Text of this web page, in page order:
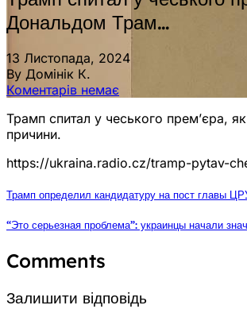
Дональдом Трам…
13 Листопада, 2024
By Домінік К.
Коментарів немає
Трамп спитал у чеського прем’єра,
причини.
https://ukraina.radio.cz/tramp-pytav-
Трамп определил кандидатуру на пост главы
“Это серьезная проблема”: украинцы начали
Comments
Залишити відповідь